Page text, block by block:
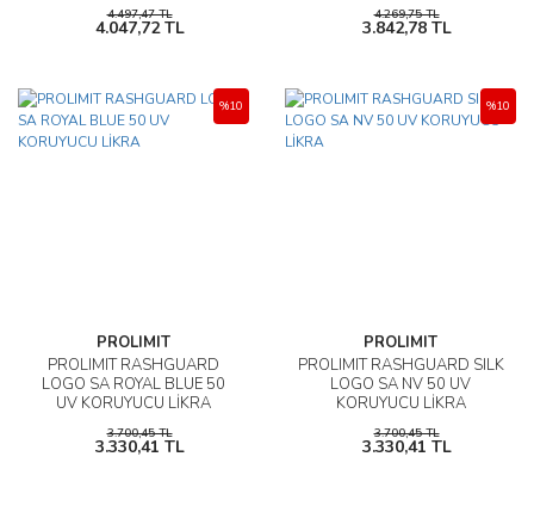
4.497,47 TL
4.047,72 TL
4.269,75 TL
3.842,78 TL
PROLIMIT
PROLIMIT RASHGUARD
LOGO SA ROYAL BLUE 50
UV KORUYUCU LİKRA
%10
3.700,45 TL
3.330,41 TL
PROLIMIT
PROLIMIT RASHGUARD SILK
LOGO SA NV 50 UV
KORUYUCU LİKRA
%10
3.700,45 TL
3.330,41 TL